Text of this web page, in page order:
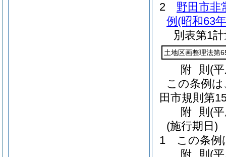
2
野田市非
例 (昭和63
別表第1
土地区画整理法第
附 則 (
この条例
田市規則第
附 則 (
(施行期日)
1
この条例
附 則 (